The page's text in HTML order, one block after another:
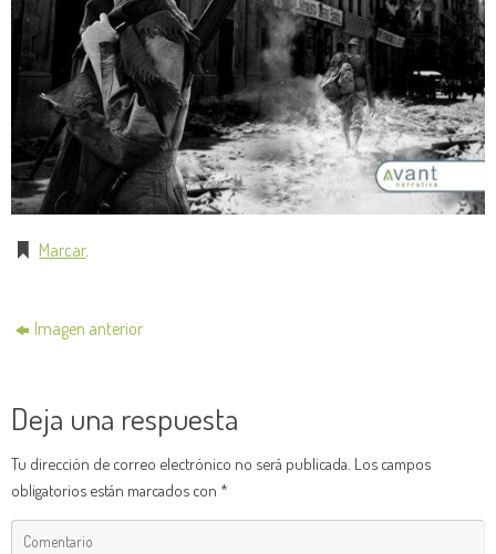
Marcar.
Imagen anterior
Deja una respuesta
Tu dirección de correo electrónico no será publicada. Los campos
obligatorios están marcados con *